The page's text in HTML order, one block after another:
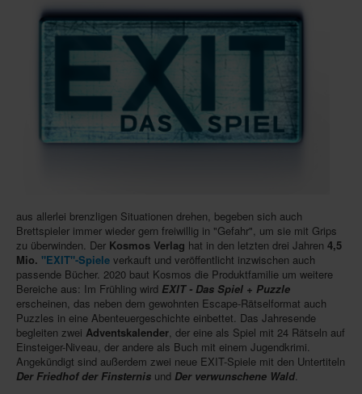
Infos
Download spielbox Special 2025
Newsletter
Spieledatenbank
Köpfe-Heads
Preise-Awards
Branchen-/Wirtschaftsnews
Interviews
Crowdfunding
Veranstaltungen-Events
In eigener Sache-On our own behalf
aus allerlei brenzligen Situationen drehen, begeben sich auch
Brettspieler immer wieder gern freiwillig in "Gefahr", um sie mit Grips
zu überwinden. Der Kosmos Verlag hat in den letzten drei Jahren 4,5
Mio. "EXIT"-Spiele verkauft und veröffentlicht inzwischen auch
passende Bücher. 2020 baut Kosmos die Produktfamilie um weitere
Bereiche aus: Im Frühling wird EXIT - Das Spiel + Puzzle
erscheinen, das neben dem gewohnten Escape-Rätselformat auch
Puzzles in eine Abenteuergeschichte einbettet. Das Jahresende
begleiten zwei Adventskalender , der eine als Spiel mit 24 Rätseln auf
Einsteiger-Niveau, der andere als Buch mit einem Jugendkrimi.
Angekündigt sind außerdem zwei neue EXIT-Spiele mit den Untertiteln
Der Friedhof der Finsternis und Der verwunschene Wald.